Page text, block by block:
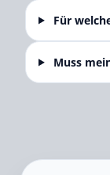
Für
Muss